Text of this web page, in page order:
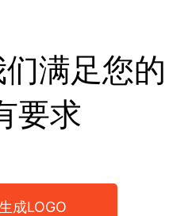
满足您的
要求
成LOGO